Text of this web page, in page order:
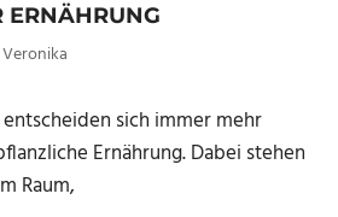
ERNÄHRUNG
Veronika
sich immer mehr
Ernährung. Dabei stehen
Raum,